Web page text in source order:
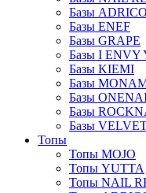
Базы
Базы ENEF
Базы GRAPE
Базы I ENVY
Базы KIEMI
Базы
Базы
Базы
Базы
Топы
Топы MOJO
Топы YUTTA
Топы NAIL